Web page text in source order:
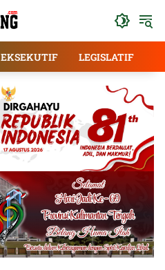
EKSEKUTIF LEGISLATIF